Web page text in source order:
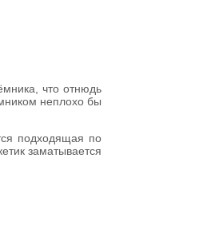
что отнюдь
неплохо бы
подходящая по
заматывается